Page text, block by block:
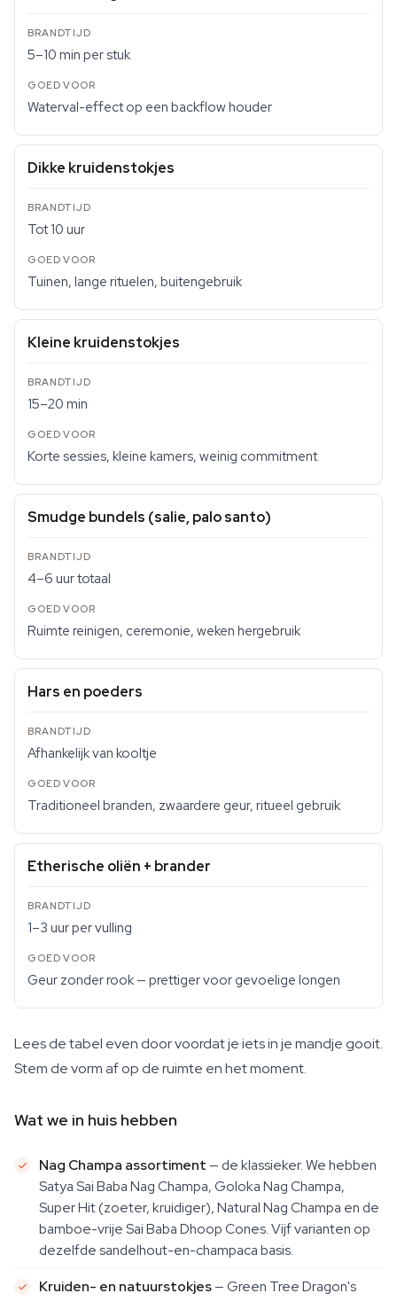
5–10 min per stuk
Waterval-effect op een backflow houder
Dikke kruidenstokjes
Tot 10 uur
Tuinen, lange rituelen, buitengebruik
Kleine kruidenstokjes
15–20 min
Korte sessies, kleine kamers, weinig commitment
Smudge bundels (salie, palo santo)
4–6 uur totaal
Ruimte reinigen, ceremonie, weken hergebruik
Hars en poeders
Afhankelijk van kooltje
Traditioneel branden, zwaardere geur, ritueel gebruik
Etherische oliën + brander
1–3 uur per vulling
Geur zonder rook — prettiger voor gevoelige longen
Lees de tabel even door voordat je iets in je mandje gooit.
Stem de vorm af op de ruimte en het moment.
Wat we in huis hebben
Nag Champa assortiment — de klassieker. We hebben
Satya Sai Baba Nag Champa, Goloka Nag Champa,
Super Hit (zoeter, kruidiger), Natural Nag Champa en de
bamboe-vrije Sai Baba Dhoop Cones. Vijf varianten op
dezelfde sandelhout-en-champaca basis.
Kruiden- en natuurstokjes— Green Tree Dragon's